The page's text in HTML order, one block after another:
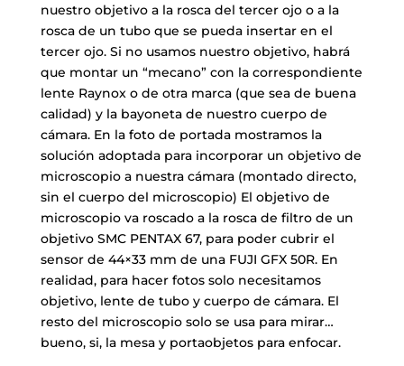
nuestro objetivo a la rosca del tercer ojo o a la
rosca de un tubo que se pueda insertar en el
tercer ojo. Si no usamos nuestro objetivo, habrá
que montar un “mecano” con la correspondiente
lente Raynox o de otra marca (que sea de buena
calidad) y la bayoneta de nuestro cuerpo de
cámara. En la foto de portada mostramos la
solución adoptada para incorporar un objetivo de
microscopio a nuestra cámara (montado directo,
sin el cuerpo del microscopio) El objetivo de
microscopio va roscado a la rosca de filtro de un
objetivo SMC PENTAX 67, para poder cubrir el
sensor de 44×33 mm de una FUJI GFX 50R. En
realidad, para hacer fotos solo necesitamos
objetivo, lente de tubo y cuerpo de cámara. El
resto del microscopio solo se usa para mirar…
bueno, si, la mesa y portaobjetos para enfocar.